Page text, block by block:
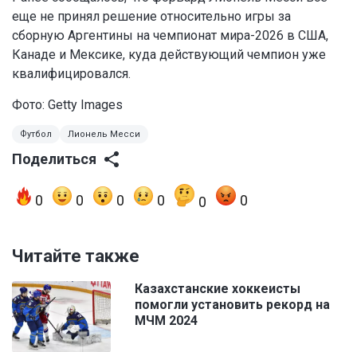
еще не принял решение относительно игры за
сборную Аргентины на чемпионат мира-2026 в США,
Канаде и Мексике, куда действующий чемпион уже
квалифицировался.
Фото: Getty Images
Футбол Лионель Месси
Поделиться
0 0 0 0 0 0
Читайте также
Казахстанские хоккеисты
помогли установить рекорд на
МЧМ 2024